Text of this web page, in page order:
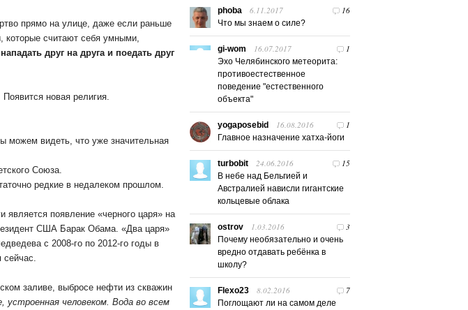
прямо на улице, даже если раньше
которые считают себя умными,
друг на друга и поедать друг
новая религия.
можем видеть, что уже значительная
Союза.
редкие в недалеком прошлом.
является появление «черного царя» на
США Барак Обама. «Два царя»
с 2008-го по 2012-го годы в
сейчас.
заливе, выбросе нефти из скважин
устроенная человеком. Вода во всем
16
phoba 6.11.2017
Что мы знаем о силе?
1
gi-wom 16.07.2017
Эхо Челябинского метеорита:
противоестественное
поведение "естественного
объекта"
1
yogaposebid 16.08.2016
Главное назначение хатха-йоги
15
turbobit 24.06.2016
В небе над Бельгией и
Австралией нависли гигантские
кольцевые облака
3
ostrov 1.03.2016
Почему необязательно и очень
вредно отдавать ребёнка в
школу?
7
Flexo23 8.02.2016
Поглощают ли на самом деле